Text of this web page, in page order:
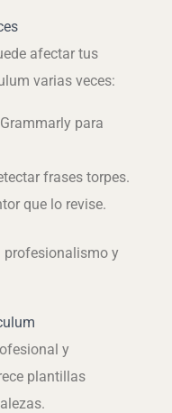
afectar tus
varias veces:
para
frases torpes.
que lo revise.
profesionalismo y
y
plantillas